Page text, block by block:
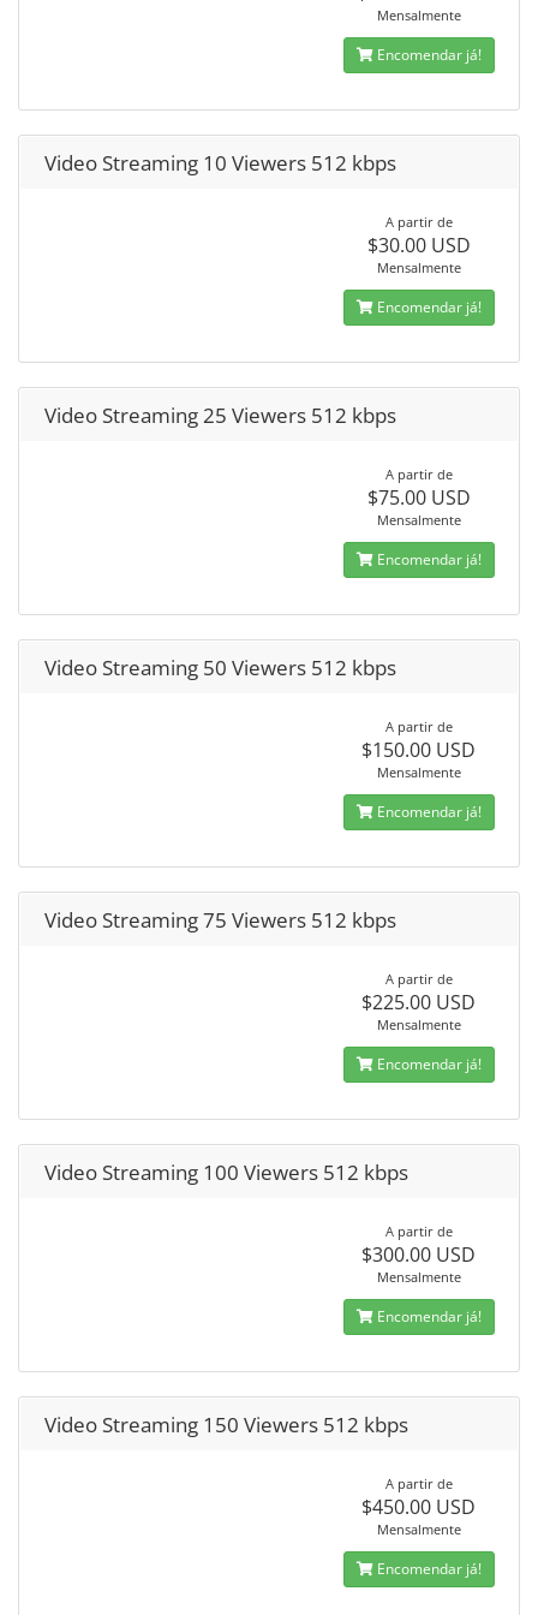
Mensalmente
Encomendar já!
Video Streaming 10 Viewers 512 kbps
A partir de
$30.00 USD
Mensalmente
Encomendar já!
Video Streaming 25 Viewers 512 kbps
A partir de
$75.00 USD
Mensalmente
Encomendar já!
Video Streaming 50 Viewers 512 kbps
A partir de
$150.00 USD
Mensalmente
Encomendar já!
Video Streaming 75 Viewers 512 kbps
A partir de
$225.00 USD
Mensalmente
Encomendar já!
Video Streaming 100 Viewers 512 kbps
A partir de
$300.00 USD
Mensalmente
Encomendar já!
Video Streaming 150 Viewers 512 kbps
A partir de
$450.00 USD
Mensalmente
Encomendar já!